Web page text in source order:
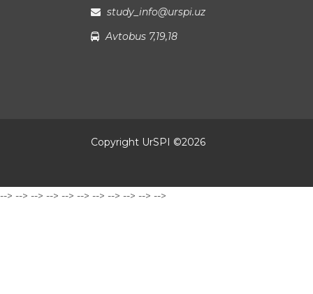
study_info@urspi.uz
Avtobus 7,19,18
Copyright UrSPI ©2026
--> --> --> --> --> --> --> --> --> --> -->